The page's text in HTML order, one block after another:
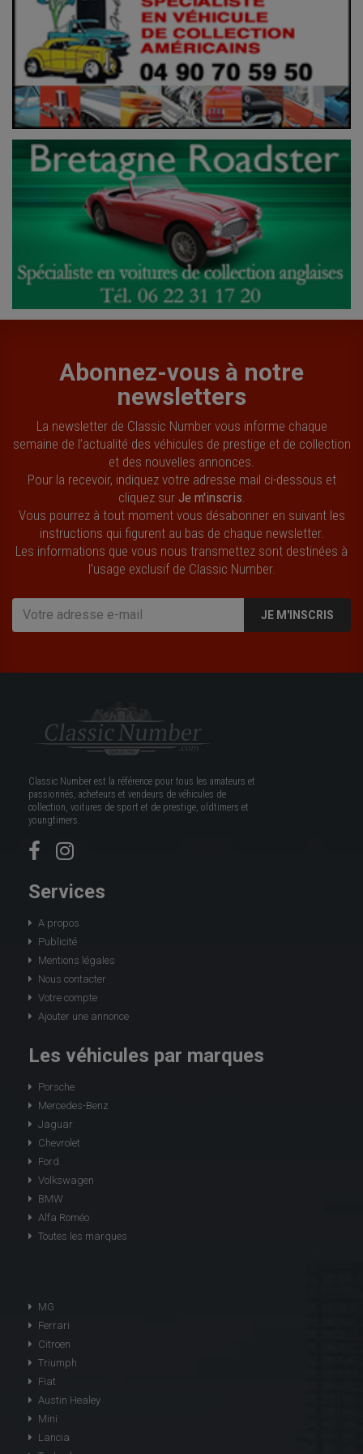
Abonnez-vous à notre
newsletters
La newsletter de Classic Number vous informe chaque
semaine de l’actualité des véhicules de prestige et de collection
et des nouvelles annonces.
Pour la recevoir, indiquez votre adresse mail ci-dessous et
cliquez sur Je m'inscris.
Vous pourrez à tout moment vous désabonner en suivant les
instructions qui figurent au bas de chaque newsletter.
Les informations que vous nous transmettez sont destinées à
l’usage exclusif de Classic Number.
JE M'INSCRIS
Classic Number est la référence pour tous les amateurs et
passionnés, acheteurs et vendeurs de véhicules de
collection, voitures de sport et de prestige, oldtimers et
youngtimers.
Services
A propos
Publicité
Mentions légales
Nous contacter
Votre compte
Ajouter une annonce
Les véhicules par marques
Porsche
Mercedes-Benz
Jaguar
Chevrolet
Ford
Volkswagen
BMW
Alfa Roméo
Toutes les marques
MG
Ferrari
Citroen
Triumph
Fiat
Austin Healey
Mini
Lancia